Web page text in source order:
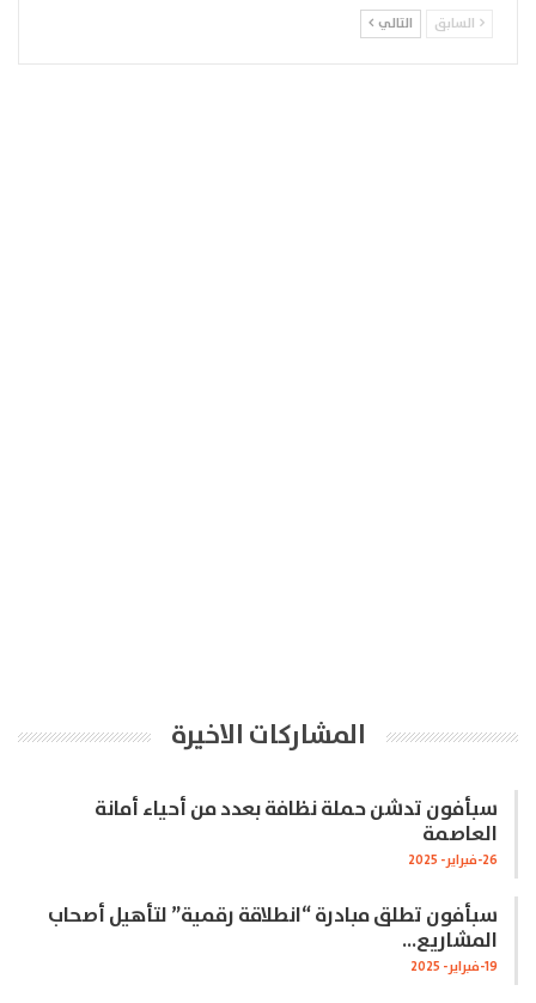
السابق التالي
المشاركات الاخيرة
سبأفون تدشن حملة نظافة بعدد من أحياء أمانة
العاصمة
26-فبراير- 2025
سبأفون تطلق مبادرة “انطلاقة رقمية” لتأهيل أصحاب
المشاريع…
19-فبراير- 2025